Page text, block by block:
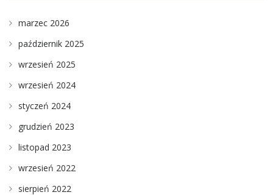
marzec 2026
październik 2025
wrzesień 2025
wrzesień 2024
styczeń 2024
grudzień 2023
listopad 2023
wrzesień 2022
sierpień 2022